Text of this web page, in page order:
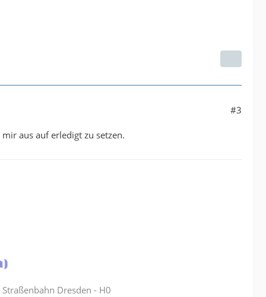
#3
aus auf erledigt zu setzen.
Dresden - H0